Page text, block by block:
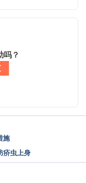
— but
吗？
施
疥虫上身